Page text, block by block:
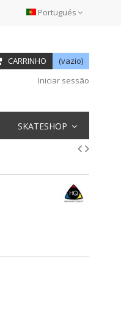
Portugués
CARRINHO
(vazio)
Iniciar sessão
SKATESHOP